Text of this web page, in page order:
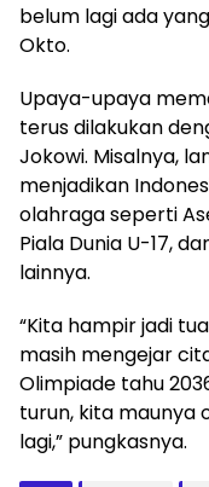
belum lagi ada
Okto.
Upaya-upaya
terus dilakukan
Jokowi. Misalnya,
menjadikan
olahraga seperti
Piala Dunia U-17,
lainnya.
“Kita hampir jadi
masih mengejar
Olimpiade tahu
turun, kita maunya
lagi,” pungkasnya.